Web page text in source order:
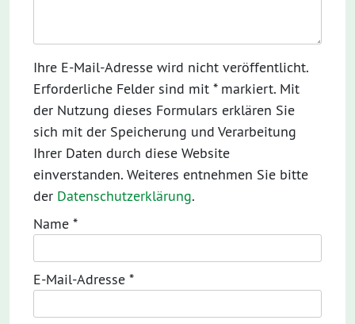
Ihre E-Mail-Adresse wird nicht veröffentlicht.
Erforderliche Felder sind mit * markiert. Mit
der Nutzung dieses Formulars erklären Sie
sich mit der Speicherung und Verarbeitung
Ihrer Daten durch diese Website
einverstanden. Weiteres entnehmen Sie bitte
der Datenschutzerklärung.
Name *
E-Mail-Adresse *